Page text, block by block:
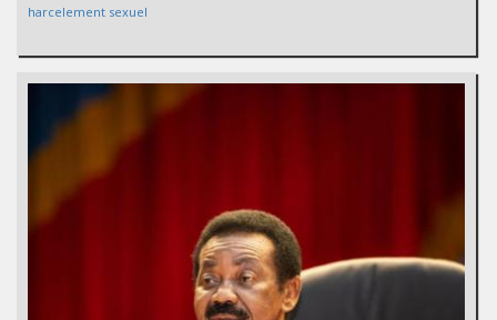
harcelement sexuel